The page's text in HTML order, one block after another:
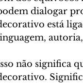
dialogar
está
não significa